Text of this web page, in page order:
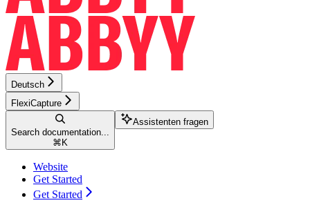
Deutsch
FlexiCapture
Search documentation...
⌘ K
Assistenten fragen
Website
Get Started
Get Started